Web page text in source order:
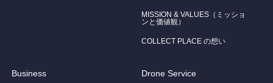
MISSION & VALUES（ミッショ
ンと価値観）
COLLECT PLACE の想い
Business Drone Service